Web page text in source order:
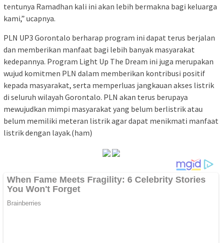
tentunya Ramadhan kali ini akan lebih bermakna bagi keluarga
kami,” ucapnya.
PLN UP3 Gorontalo berharap program ini dapat terus berjalan
dan memberikan manfaat bagi lebih banyak masyarakat
kedepannya. Program Light Up The Dream ini juga merupakan
wujud komitmen PLN dalam memberikan kontribusi positif
kepada masyarakat, serta memperluas jangkauan akses listrik
di seluruh wilayah Gorontalo. PLN akan terus berupaya
mewujudkan mimpi masyarakat yang belum berlistrik atau
belum memiliki meteran listrik agar dapat menikmati manfaat
listrik dengan layak.(ham)